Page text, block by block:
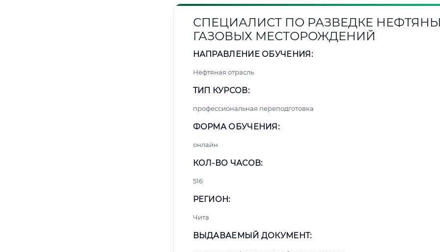
СПЕЦИАЛИСТ ПО РАЗВЕДКЕ
ГАЗОВЫХ МЕСТОРОЖДЕНИЙ
НАПРАВЛЕНИЕ ОБУЧЕНИЯ:
Нефтяная отрасль
ТИП КУРСОВ:
профессиональная переподготовка
ФОРМА ОБУЧЕНИЯ:
онлайн
КОЛ-ВО ЧАСОВ:
516
РЕГИОН:
Чита
ВЫДАВАЕМЫЙ ДОКУМЕНТ: